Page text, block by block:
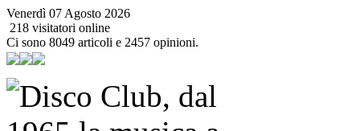
Venerdì 07 Agosto 2026
218 visitatori online
Ci sono 8049 articoli e 2457 opinioni.